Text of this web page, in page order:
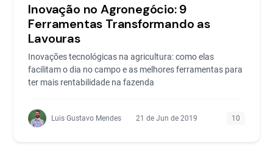
Inovação no Agronegócio: 9
Ferramentas Transformando as
Lavouras
Inovações tecnológicas na agricultura: como elas
facilitam o dia no campo e as melhores ferramentas para
ter mais rentabilidade na fazenda
Luis Gustavo Mendes 21 de Jun de 2019 10